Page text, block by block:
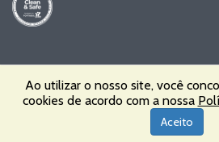
PT - Personal Travel, Lda | RNAVT
Reservados | Powered by
Ao utilizar o nosso site, você
cookies de acordo com a nossa
Aceito